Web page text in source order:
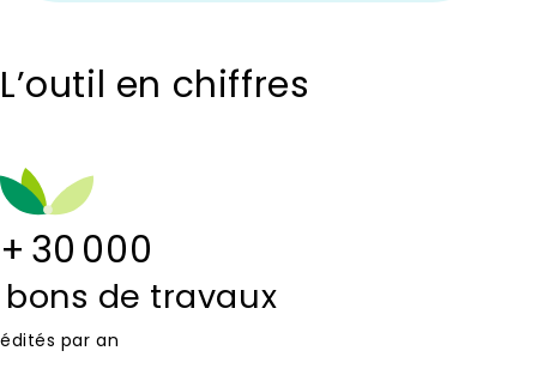
L’outil en chiffres
+ 30 000
bons de travaux
édités par an